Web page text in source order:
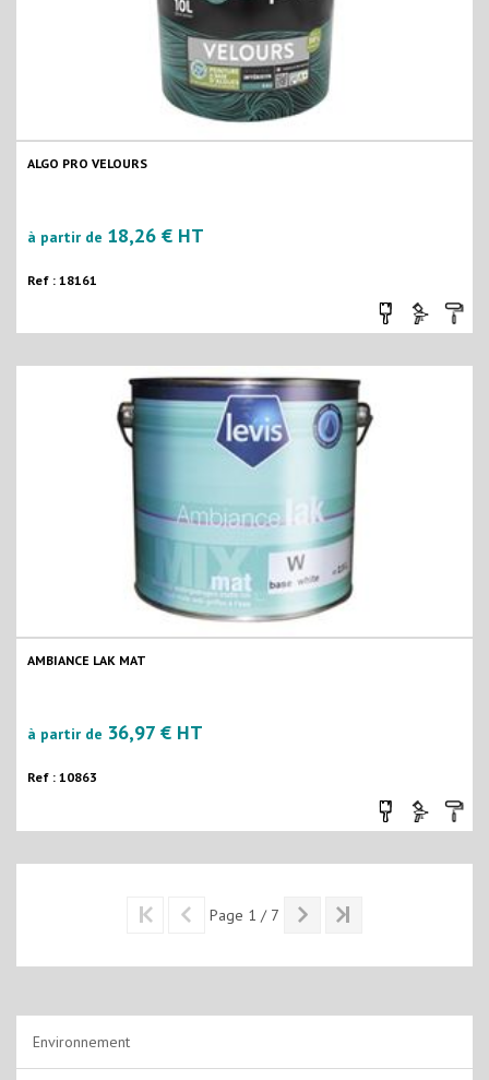
ALGO PRO VELOURS
à partir de 18,26 € HT
Ref : 18161
AMBIANCE LAK MAT
à partir de 36,97 € HT
Ref : 10863
Page 1 / 7
Environnement